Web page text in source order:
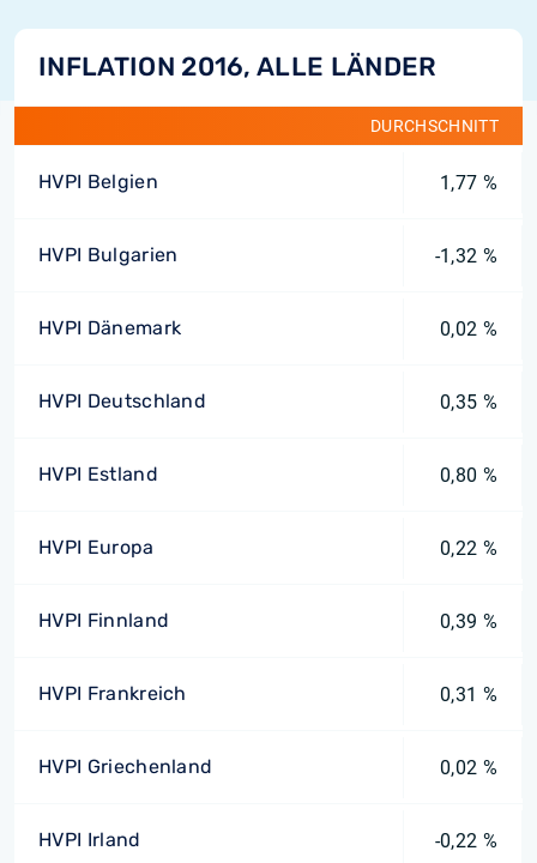
INFLATION 2016, ALLE LÄNDER
DURCHSCHNITT
HVPI Belgien 1,77 %
HVPI Bulgarien -1,32 %
HVPI Dänemark 0,02 %
HVPI Deutschland 0,35 %
HVPI Estland 0,80 %
HVPI Europa 0,22 %
HVPI Finnland 0,39 %
HVPI Frankreich 0,31 %
HVPI Griechenland 0,02 %
HVPI Irland -0,22 %